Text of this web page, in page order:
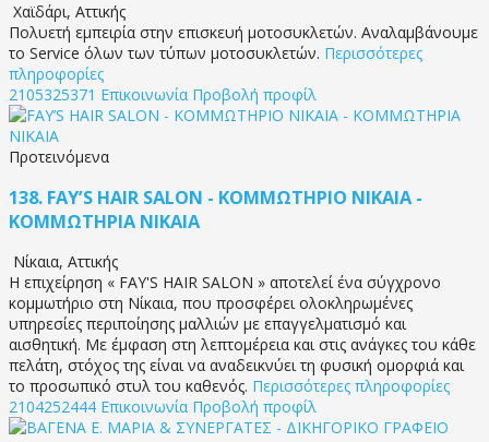
Χαϊδάρι, Αττικής
Πολυετή εμπειρία στην επισκευή μοτοσυκλετών. Αναλαμβάνουμε
το Service όλων των τύπων μοτοσυκλετών. Περισσότερες
πληροφορίες
2105325371 Επικοινωνία Προβολή προφίλ
Προτεινόμενα
138. FAY’S HAIR SALON - ΚΟΜΜΩΤΗΡΙΟ ΝΙΚΑΙΑ -
ΚΟΜΜΩΤΗΡΙΑ ΝΙΚΑΙΑ
Νίκαια, Αττικής
Η επιχείρηση « FAY'S HAIR SALON » αποτελεί ένα σύγχρονο
κομμωτήριο στη Νίκαια, που προσφέρει ολοκληρωμένες
υπηρεσίες περιποίησης μαλλιών με επαγγελματισμό και
αισθητική. Με έμφαση στη λεπτομέρεια και στις ανάγκες του κάθε
πελάτη, στόχος της είναι να αναδεικνύει τη φυσική ομορφιά και
το προσωπικό στυλ του καθενός. Περισσότερες πληροφορίες
2104252444 Επικοινωνία Προβολή προφίλ